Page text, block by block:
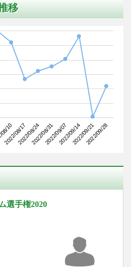
移
10
2022/08/172022/08/242022/08/312022/09/072022/09/142022/09/212022/09/28
選手権2020